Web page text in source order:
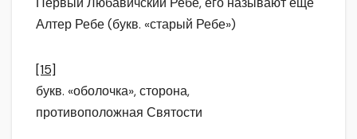
Алтер Ребе (букв. «старый Ребе»)
[15]
букв. «оболочка», сторона,
противоположная Святости